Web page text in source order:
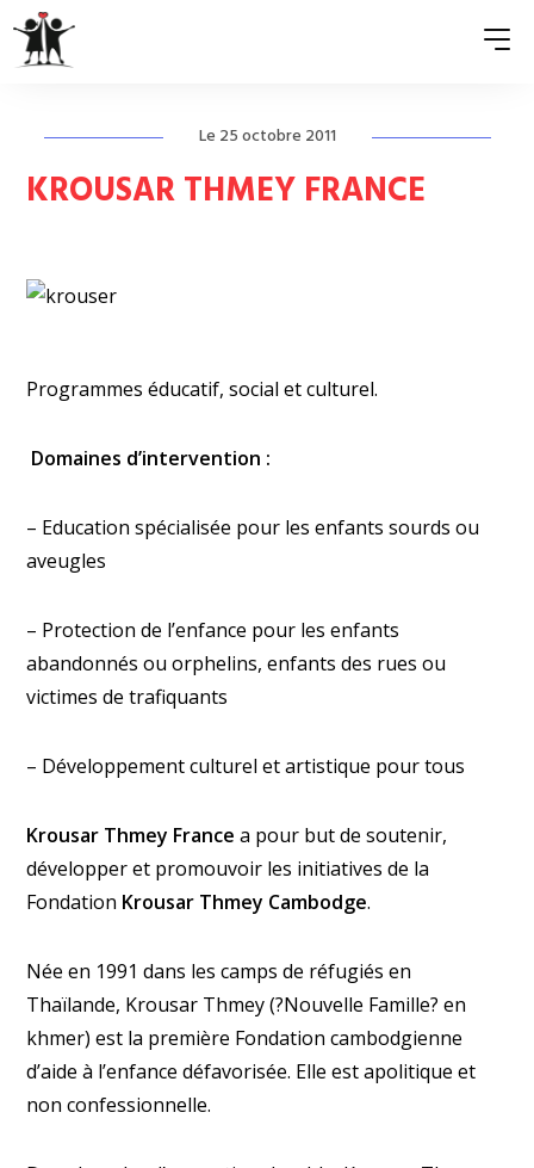
QUI SOMMES-NOUS ?
ACTUALITÉS
Le 25 octobre 2011
KROUSAR THMEY FRANCE
Programmes éducatif, social et culturel.
Domaines d’intervention :
– Education spécialisée pour les enfants sourds ou
aveugles
– Protection de l’enfance pour les enfants
abandonnés ou orphelins, enfants des rues ou
victimes de trafiquants
– Développement culturel et artistique pour tous
Krousar Thmey France a pour but de soutenir,
développer et promouvoir les initiatives de la
Fondation Krousar Thmey Cambodge.
Née en 1991 dans les camps de réfugiés en
Thaïlande, Krousar Thmey (?Nouvelle Famille? en
khmer) est la première Fondation cambodgienne
d’aide à l’enfance défavorisée. Elle est apolitique et
non confessionnelle.